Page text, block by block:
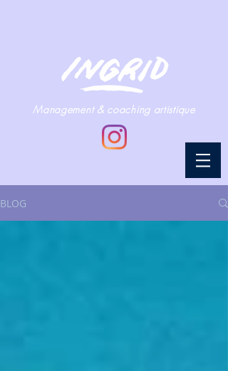
Management & coaching artistique
BLOG